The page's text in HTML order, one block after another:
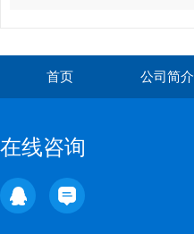
首页 公司简介
在线咨询